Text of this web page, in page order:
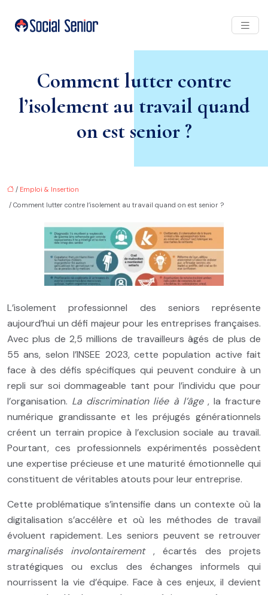
Comment lutter contre
l’isolement au travail quand
on est senior ?
/ Emploi & Insertion
/ Comment lutter contre l’isolement au travail quand on est senior ?
L’isolement professionnel des seniors représente
aujourd’hui un défi majeur pour les entreprises françaises.
Avec plus de 2,5 millions de travailleurs âgés de plus de
55 ans, selon l’INSEE 2023, cette population active fait
face à des défis spécifiques qui peuvent conduire à un
repli sur soi dommageable tant pour l’individu que pour
l’organisation. La discrimination liée à l’âge , la fracture
numérique grandissante et les préjugés générationnels
créent un terrain propice à l’exclusion sociale au travail.
Pourtant, ces professionnels expérimentés possèdent
une expertise précieuse et une maturité émotionnelle qui
constituent de véritables atouts pour leur entreprise.
Cette problématique s’intensifie dans un contexte où la
digitalisation s’accélère et où les méthodes de travail
évoluent rapidement. Les seniors peuvent se retrouver
marginalisés involontairement , écartés des projets
stratégiques ou exclus des échanges informels qui
nourrissent la vie d’équipe. Face à ces enjeux, il devient